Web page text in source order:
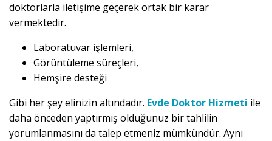
doktorlarla iletişime geçerek ortak bir karar
vermektedir.
Laboratuvar işlemleri,
Görüntüleme süreçleri,
Hemşire desteği
Gibi her şey elinizin altındadır. Evde Doktor Hizmeti ile
daha önceden yaptırmış olduğunuz bir tahlilin
yorumlanmasını da talep etmeniz mümkündür. Aynı